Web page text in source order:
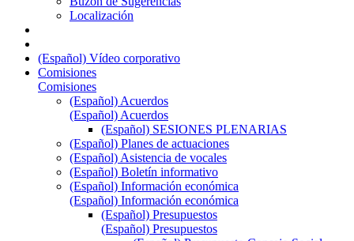
Localización
(Español) Vídeo corporativo
Comisiones
Comisiones
(Español) Acuerdos
(Español) Acuerdos
(Español) SESIONES PLENARIAS
(Español) Planes de actuaciones
(Español) Asistencia de vocales
(Español) Boletín informativo
(Español) Información económica
(Español) Información económica
(Español) Presupuestos
(Español) Presupuestos